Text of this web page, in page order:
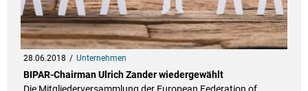
28.06.2018 Unternehmen
BIPAR-Chairman Ulrich Zander wiedergewählt